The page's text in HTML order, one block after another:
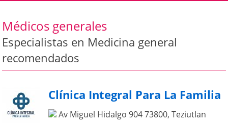
Médicos generales
Especialistas en Medicina general
recomendados
Clínica Integral Para La Familia
Av Miguel Hidalgo 904 73800,Teziutlan